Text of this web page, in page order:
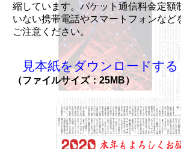
縮しています。パケット通信料金定額
いない携帯電話やスマートフォンなど
ご注意ください。
見本紙をダウンロードする
（ファイルサイズ：25MB）